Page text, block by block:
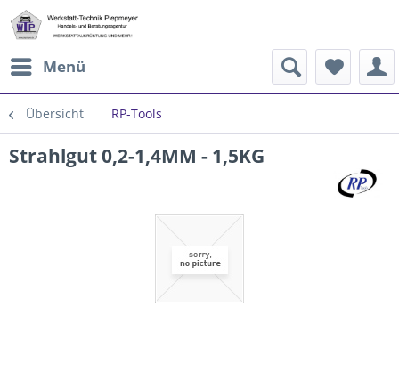
Menü
Übersicht RP-Tools
Strahlgut 0,2-1,4MM - 1,5KG